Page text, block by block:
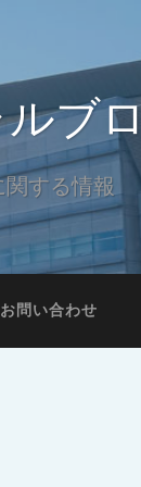
ブ
する情報
お問い合わせ